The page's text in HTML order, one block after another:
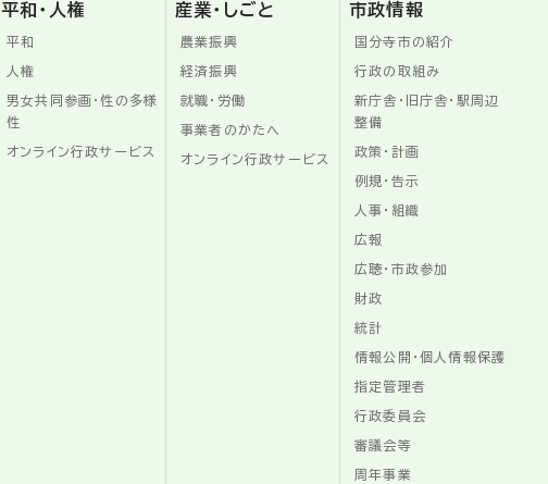
平和・人権
平和
人権
男女共同参画・性の多様
性
オンライン行政サービス
産業・しごと
農業振興
経済振興
就職・労働
事業者のかたへ
オンライン行政サービス
市政情報
国分寺市の紹介
行政の取組み
新庁舎・旧庁舎・駅周辺
整備
政策・計画
例規・告示
人事・組織
広報
広聴・市政参加
財政
統計
情報公開・個人情報保護
指定管理者
行政委員会
審議会等
周年事業